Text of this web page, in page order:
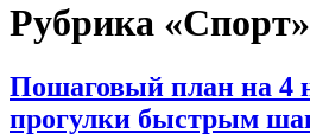
Рубрика «Спорт»
Пошаговый план на 4
прогулки быстрым